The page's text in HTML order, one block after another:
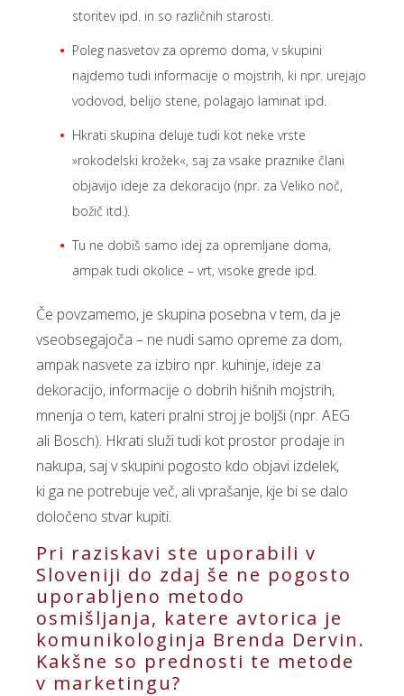
storitev ipd. in so različnih starosti.
Poleg nasvetov za opremo doma, v skupini
najdemo tudi informacije o mojstrih, ki npr. urejajo
vodovod, belijo stene, polagajo laminat ipd.
Hkrati skupina deluje tudi kot neke vrste
»rokodelski krožek«, saj za vsake praznike člani
objavijo ideje za dekoracijo (npr. za Veliko noč,
božič itd.).
Tu ne dobiš samo idej za opremljane doma,
ampak tudi okolice – vrt, visoke grede ipd.
Če povzamemo, je skupina posebna v tem, da je
vseobsegajoča – ne nudi samo opreme za dom,
ampak nasvete za izbiro npr. kuhinje, ideje za
dekoracijo, informacije o dobrih hišnih mojstrih,
mnenja o tem, kateri pralni stroj je boljši (npr. AEG
ali Bosch). Hkrati služi tudi kot prostor prodaje in
nakupa, saj v skupini pogosto kdo objavi izdelek,
ki ga ne potrebuje več, ali vprašanje, kje bi se dalo
določeno stvar kupiti.
Pri raziskavi ste uporabili v
Sloveniji do zdaj še ne pogosto
uporabljeno metodo
osmišljanja, katere avtorica je
komunikologinja Brenda Dervin.
Kakšne so prednosti te metode
v marketingu?